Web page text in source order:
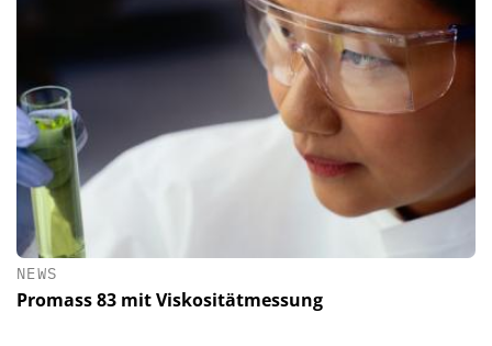
NEWS
Promass 83 mit Viskositätmessung